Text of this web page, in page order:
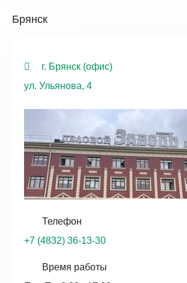
Брянск
г. Брянск (офис)
ул. Ульянова, 4
Телефон
+7 (4832) 36-13-30
Время работы